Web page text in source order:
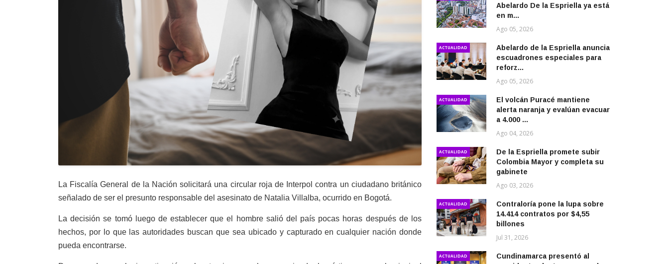
La Fiscalía General de la Nación solicitará una circular roja de Interpol contra un ciudadano británico
señalado de ser el presunto responsable del asesinato de Natalia Villalba, ocurrido en Bogotá.
La decisión se tomó luego de establecer que el hombre salió del país pocas horas después de los
hechos, por lo que las autoridades buscan que sea ubicado y capturado en cualquier nación donde
pueda encontrarse.
Abelardo De la Espriella ya está
en m...
Ago 05, 2026
ACTUALIDAD
Abelardo de la Espriella anuncia
escuadrones especiales para
reforz...
Ago 05, 2026
ACTUALIDAD
El volcán Puracé mantiene
alerta naranja y evalúan evacuar
a 4.000 ...
Ago 04, 2026
ACTUALIDAD
De la Espriella promete subir
Colombia Mayor y completa su
gabinete
Ago 03, 2026
ACTUALIDAD
Contraloría pone la lupa sobre
14.414 contratos por $4,55
billones
Jul 31, 2026
ACTUALIDAD
Cundinamarca presentó al